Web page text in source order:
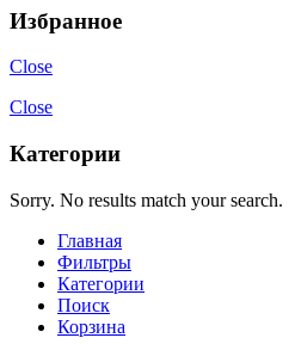
Избранное
Close
Close
Категории
Sorry. No results match your search.
Главная
Фильтры
Категории
Поиск
Корзина